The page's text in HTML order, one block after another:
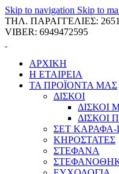
Skip to navigation Skip to
ΤΗΛ. ΠΑΡΑΓΓΕΛΙΕΣ:
VIBER: 6949472595
ΑΡΧΙΚΗ
Η ΕΤΑΙΡΕΙΑ
ΤΑ ΠΡΟΪΟΝΤΑ ΜΑΣ
ΔΙΣΚΟΙ
ΔΙΣΚΟΙ
ΔΙΣΚΟΙ
ΣΕΤ ΚΑΡΑΦΑ-
ΚΗΡΟΣΤΑΤΕΣ
ΣΤΕΦΑΝΑ